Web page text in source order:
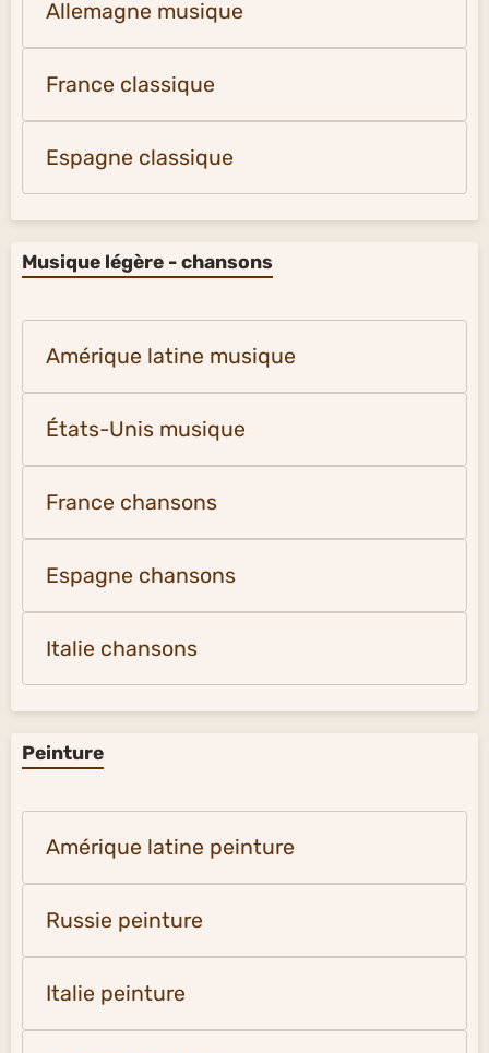
Allemagne musique
France classique
Espagne classique
Musique légère - chansons
Amérique latine musique
États-Unis musique
France chansons
Espagne chansons
Italie chansons
Peinture
Amérique latine peinture
Russie peinture
Italie peinture